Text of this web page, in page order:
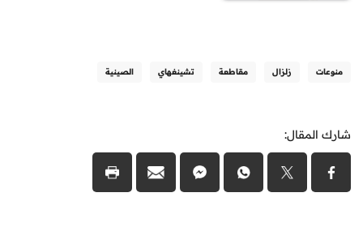
منوعات زلزال مقاطعة تشينغهاي الصينية
شارك المقال: